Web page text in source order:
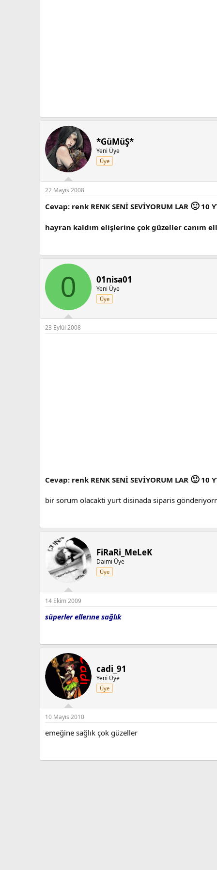
*GüMüŞ*
Yeni Üye
Üye
22 Mayıs 2008
Cevap: renk RENK SENİ SEVİYORUM LAR 🙂10
hayran kaldım elişlerine çok güzeller canım
0 01nisa01
Yeni Üye
Üye
23 Eylül 2008
Cevap: renk RENK SENİ SEVİYORUM LAR 🙂10
bir sorum olacakti yurt disinada siparis
FiRaRi_MeLeK
Daimi Üye
Üye
14 Ekim 2009
süperler ellerıne sağlık
cadi_91
Yeni Üye
Üye
10 Mayıs 2010
emeğine sağlık çok güzeller